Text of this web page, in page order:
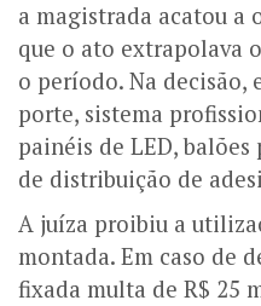
a magistrada acatou a
que o ato extrapolava
o período. Na decisão,
porte, sistema
painéis de LED,
de distribuição de
A juíza proibiu a
montada. Em caso de
fixada multa de R$ 25